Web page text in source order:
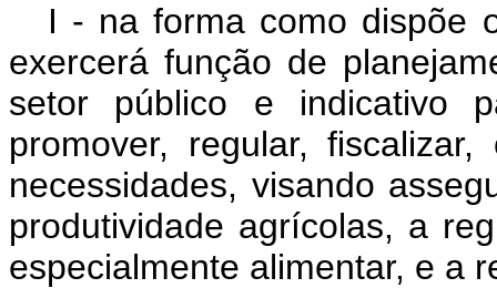
I - na forma como dispõe
exercerá função de
setor público e indicativo
promover, regular,
necessidades, visando
produtividade agrícolas, a
especialmente alimentar, e a